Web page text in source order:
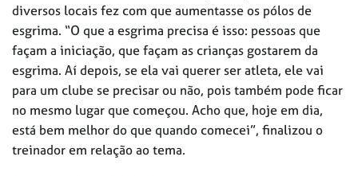
diversos locais fez com que aumentasse os pólos de
esgrima. “O que a esgrima precisa é isso: pessoas que
façam a iniciação, que façam as crianças gostarem da
esgrima. Aí depois, se ela vai querer ser atleta, ele vai
para um clube se precisar ou não, pois também pode ficar
no mesmo lugar que começou. Acho que, hoje em dia,
está bem melhor do que quando comecei”, finalizou o
treinador em relação ao tema.